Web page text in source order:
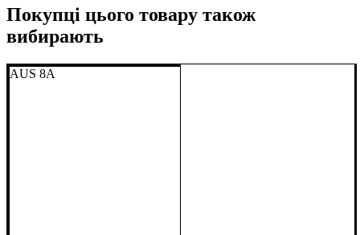
Покупці цього товару також
вибирають
AUS 8A